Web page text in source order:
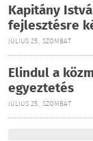
Kapitány
fejlesztésre
JÚLIUS 25., SZOMBAT
Elindul a
egyeztetés
JÚLIUS 25., SZOMBAT